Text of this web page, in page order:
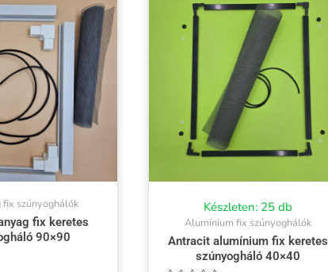
fix szúnyoghálók
fix keretes
90×90
Készleten: 25 db
Alumínium fix szúnyoghálók
Antracit alumínium fix keretes
szúnyogháló 40×40